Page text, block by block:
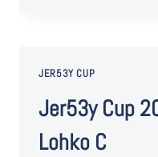
JER53Y CUP
Jer53y Cup
Lohko C